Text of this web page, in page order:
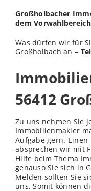
Großholbacher
dem
Was dürfen wir für
Großholbach an –
56412
Zu uns nehmen Sie
Immobilienmakler
Aufgabe gern.
absprechen wir mit
Hilfe beim Thema
genauso Sie sich in
Melden sollten Sie
uns. Somit können